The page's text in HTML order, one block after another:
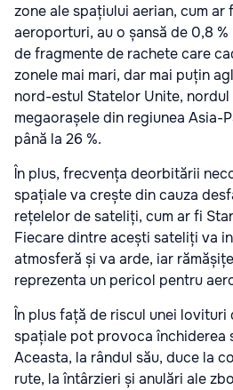
zone ale spațiului aerian, cum ar
aeroporturi, au o șansă de 0,8
de fragmente de rachete care
zonele mai mari, dar mai puțin
nord-estul Statelor Unite, nordul
megaorașele din regiunea Asia-
până la 26 %.
În plus, frecvența deorbitării
spațiale va crește din cauza
rețelelor de sateliți, cum ar fi
Fiecare dintre acești sateliți va
atmosferă și va arde, iar
reprezenta un pericol pentru
În plus față de riscul unei
spațiale pot provoca închiderea
Aceasta, la rândul său, duce la
rute, la întârzieri și anulări ale